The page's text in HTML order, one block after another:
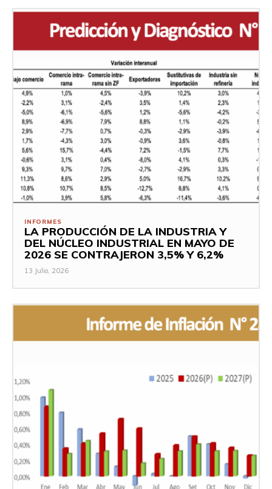
INFORMES
LA PRODUCCIÓN DE LA INDUSTRIA Y
DEL NÚCLEO INDUSTRIAL EN MAYO DE
2026 SE CONTRAJERON 3,5% Y 6,2%
13 Julio, 2026